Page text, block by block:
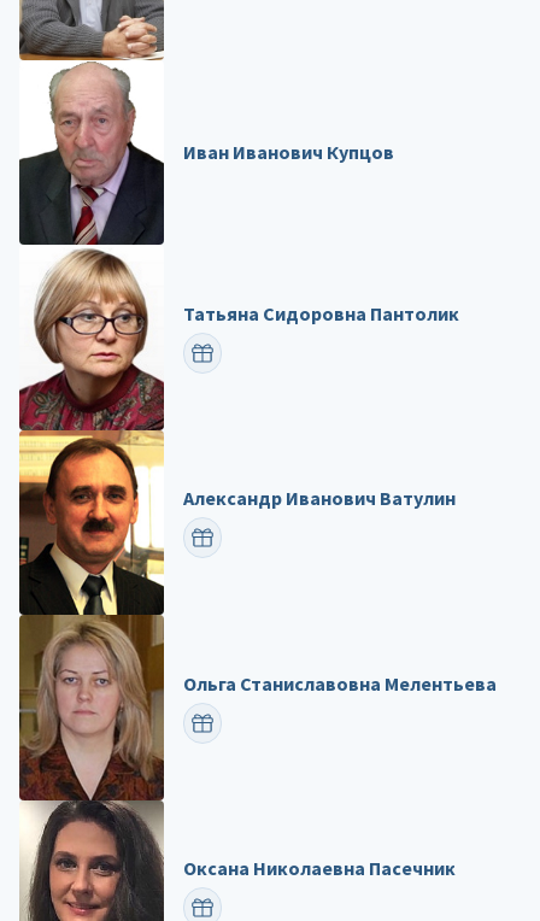
Иван Иванович Купцов
Татьяна Сидоровна Пантолик
ПОЗДРАВИТЬ
Александр Иванович Ватулин
ПОЗДРАВИТЬ
Ольга Станиславовна Мелентьева
ПОЗДРАВИТЬ
Оксана Николаевна Пасечник
ПОЗДРАВИТЬ